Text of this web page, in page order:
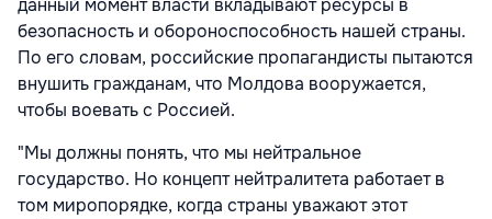
данный момент власти вкладывают ресурсы в
безопасность и обороноспособность нашей страны.
По его словам, российские пропагандисты пытаются
внушить гражданам, что Молдова вооружается,
чтобы воевать с Россией.
"Мы должны понять, что мы нейтральное
государство. Но концепт нейтралитета работает в
том миропорядке, когда страны уважают этот